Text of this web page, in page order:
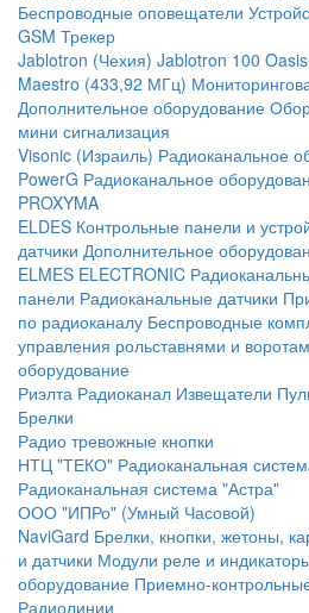
Беспроводные оповещатели
GSM Трекер
Jablotron (Чехия) Jablotron 100
Maestro (433,92 МГц)
Дополнительное оборудование
мини сигнализация
Visonic (Израиль) Радиоканальное
PowerG Радиоканальное
PROXYMA
ELDES Контрольные панели и
датчики Дополнительное
ELMES ELECTRONIC
панели Радиоканальные датчики
по радиоканалу Беспроводные
управления рольставнями и
оборудование
Риэлта Радиоканал Извещатели
Брелки
Радио тревожные кнопки
НТЦ "ТЕКО" Радиоканальная
Радиоканальная система "Астра"
ООО "ИПРо" (Умный Часовой)
NaviGard Брелки, кнопки, жетоны,
и датчики Модули реле и
оборудование Приемно-
Радиолинии